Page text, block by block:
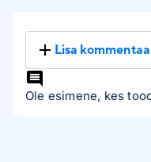
Lisa
Ole esimene, kes